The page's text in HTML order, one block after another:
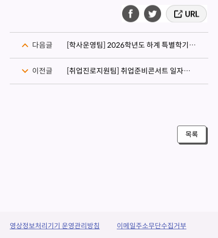
다음글 [학사운영팀] 2026학년도 하계 특별학기 개설 교과목 확정 안내
이전글 [취업진로지원팀] 취업준비콘서트 일자리톡톡 안내_현대오토에버
목록
영상정보처리기기 운영관리방침
이메일주소무단수집거부